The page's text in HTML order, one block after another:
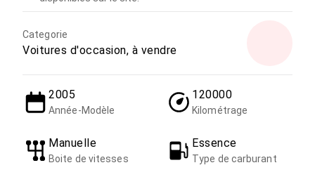
Categorie
Voitures d'occasion, à vendre
2005
Année-Modèle
120000
Kilométrage
Manuelle
Boite de vitesses
Essence
Type de carburant